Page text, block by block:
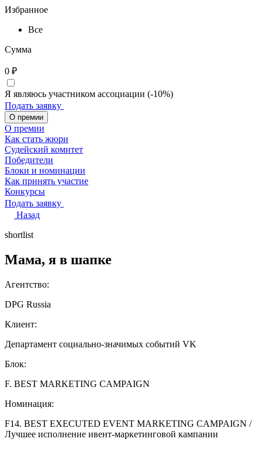
Избранное
Все
Сумма
0 ₽
Я являюсь участником ассоциации (-10%)
Подать заявку
О премии
О премии
Как стать жюри
Судейский комитет
Победители
Блоки и номинации
Как принять участие
Конкурсы
Подать заявку
Назад
shortlist
Мама, я в шапке
Агентство:
DPG Russia
Клиент:
Департамент социально-значимых событий VK
Блок:
F. BEST MARKETING CAMPAIGN
Номинация:
F14. BEST EXECUTED EVENT MARKETING CAMPAIGN /
Лучшее исполнение ивент-маркетинговой кампании